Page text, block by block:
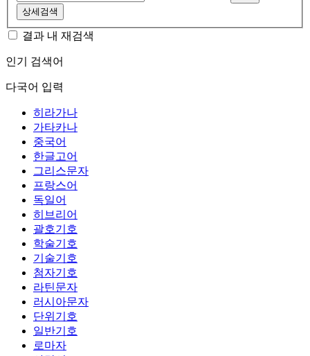
상세검색
결과 내 재검색
인기 검색어
다국어 입력
히라가나
가타카나
중국어
한글고어
그리스문자
프랑스어
독일어
히브리어
괄호기호
학술기호
기술기호
첨자기호
라틴문자
러시아문자
단위기호
일반기호
로마자